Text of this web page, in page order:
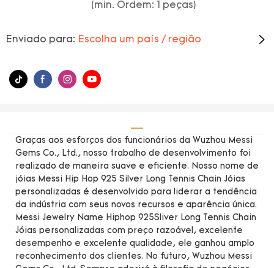
(min. Ordem: 1 peças)
Enviado para: Escolha um país / região
Graças aos esforços dos funcionários da Wuzhou Messi
Gems Co., Ltd., nosso trabalho de desenvolvimento foi
realizado de maneira suave e eficiente. Nosso nome de
jóias Messi Hip Hop 925 Silver Long Tennis Chain Jóias
personalizadas é desenvolvido para liderar a tendência
da indústria com seus novos recursos e aparência única.
Messi Jewelry Name Hiphop 925Sliver Long Tennis Chain
Jóias personalizadas com preço razoável, excelente
desempenho e excelente qualidade, ele ganhou amplo
reconhecimento dos clientes. No futuro, Wuzhou Messi